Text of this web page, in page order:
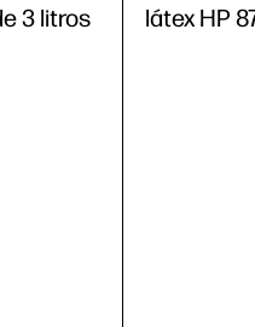
3 litros
látex HP